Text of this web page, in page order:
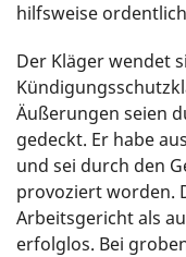
hilfsweise
Der Kläger wendet
Äußerungen seien
gedeckt. Er habe
und sei durch den
provoziert worden.
Arbeitsgericht als
erfolglos. Bei